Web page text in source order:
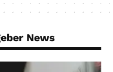
News